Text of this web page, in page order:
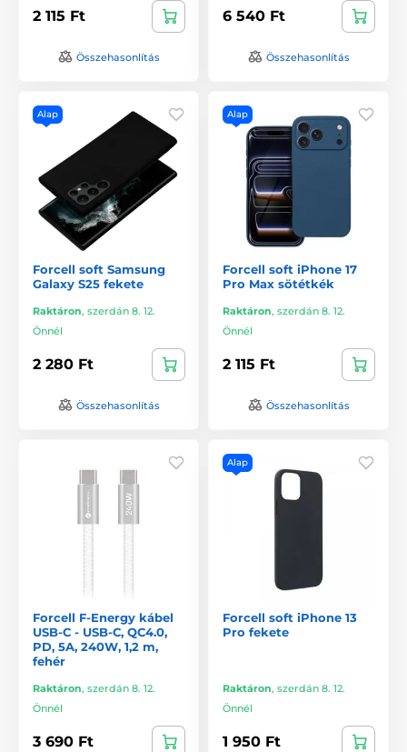
2 115 Ft
Összehasonlítás
6 540 Ft
Összehasonlítás
Alap
Forcell soft Samsung
Galaxy S25 fekete
Raktáron, szerdán 8. 12.
Önnél
2 280 Ft
Összehasonlítás
Alap
Forcell soft iPhone 17
Pro Max sötétkék
Raktáron, szerdán 8. 12.
Önnél
2 115 Ft
Összehasonlítás
Forcell F-Energy kábel
USB-C - USB-C, QC4.0,
PD, 5A, 240W, 1,2 m,
fehér
Raktáron, szerdán 8. 12.
Önnél
3 690 Ft
Alap
Forcell soft iPhone 13
Pro fekete
Raktáron, szerdán 8. 12.
Önnél
1 950 Ft